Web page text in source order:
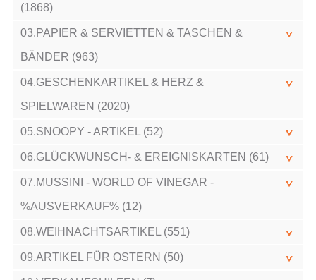
(1868)
03.PAPIER & SERVIETTEN & TASCHEN &
BÄNDER (963)
04.GESCHENKARTIKEL & HERZ &
SPIELWAREN (2020)
05.SNOOPY - ARTIKEL (52)
06.GLÜCKWUNSCH- & EREIGNISKARTEN (61)
07.MUSSINI - WORLD OF VINEGAR -
%AUSVERKAUF% (12)
08.WEIHNACHTSARTIKEL (551)
09.ARTIKEL FÜR OSTERN (50)